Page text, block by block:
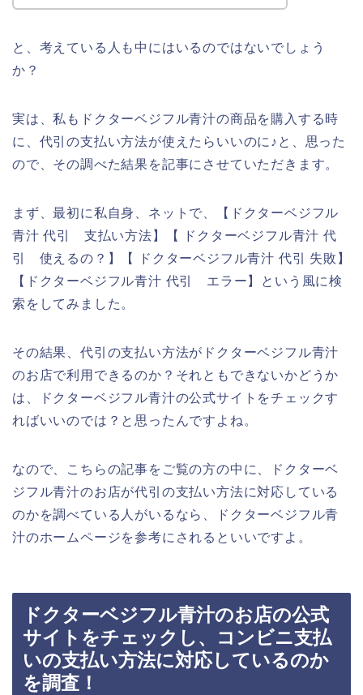
と、考えている人も中にはいるのではないでしょう
か？
実は、私もドクターベジフル青汁の商品を購入する時
に、代引の支払い方法が使えたらいいのに♪と、思った
ので、その調べた結果を記事にさせていただきます。
まず、最初に私自身、ネットで、【ドクターベジフル
青汁 代引 支払い方法】【 ドクターベジフル青汁 代
引 使えるの？】【 ドクターベジフル青汁 代引 失敗】
【ドクターベジフル青汁 代引 エラー】という風に検
索をしてみました。
その結果、代引の支払い方法がドクターベジフル青汁
のお店で利用できるのか？それともできないかどうか
は、ドクターベジフル青汁の公式サイトをチェックす
ればいいのでは？と思ったんですよね。
なので、こちらの記事をご覧の方の中に、ドクターベ
ジフル青汁のお店が代引の支払い方法に対応している
のかを調べている人がいるなら、ドクターベジフル青
汁のホームページを参考にされるといいですよ。
ドクターベジフル青汁のお店の公式
サイトをチェックし、コンビニ支払
いの支払い方法に対応しているのか
を調査！